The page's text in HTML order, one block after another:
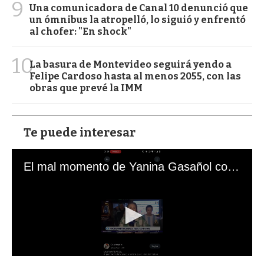
9
Una comunicadora de Canal 10 denunció que
un ómnibus la atropelló, lo siguió y enfrentó
al chofer: "En shock"
10La basura de Montevideo seguirá yendo a
Felipe Cardoso hasta al menos 2055, con las
obras que prevé la IMM
Te puede interesar
El mal momento de Yanina Gasañol con un hincha argentino en "Subrayado"